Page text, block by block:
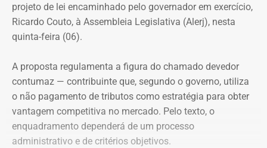
antes mesmo que o contato físico aconteça”, comenta.
Tabela: Imagem gerada por IA
Apesar da recuperação, o valor ainda está 16,3% abaixo,
Quando a comparação é feita em valores corrigidos pela
inflação, a diferença chega a 30,1%.
Patrimônio de Fred Pacheco é
composto em sua maioria por
projeto de lei encaminhado pelo governador em exercício,
Ricardo Couto, à Assembleia Legislativa (Alerj), nesta
quinta-feira (06).
A proposta regulamenta a figura do chamado devedor
contumaz — contribuinte que, segundo o governo, utiliza
o não pagamento de tributos como estratégia para obter
vantagem competitiva no mercado. Pelo texto, o
enquadramento dependerá de um processo
administrativo e de critérios objetivos.